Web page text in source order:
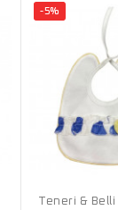
-5%
Teneri & Belli